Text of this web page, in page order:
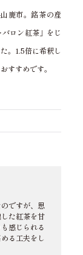
鹿市。銘茶の産
ロン紅茶」をじ
。1.5倍に希釈し
すすめです。
ですが、思
た紅茶を甘
感じられる
る工夫をし